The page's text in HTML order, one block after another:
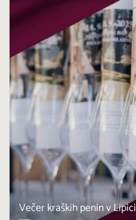
Večer kraških penin v Lipici